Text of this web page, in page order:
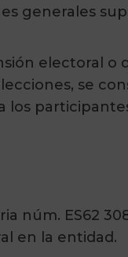
generales
electoral o
se
los
núm. ES62
en la entidad.